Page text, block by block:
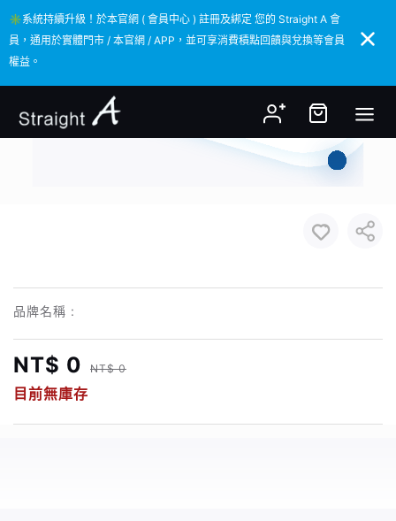
✳️系統持續升級！於本官網 ( 會員中心 ) 註冊及綁定 您的 Straight A 會
員，通用於實體門市 / 本官網 / APP，並可享消費積點回饋與兌換等會員
權益。
✳️系統持續升級！於本官網 ( 會員中心 ) 註冊及綁定 您的 Straight A 會
員，通用於實體門市 / 本官網 / APP，並可享消費積點回饋與兌換等會員
權益。
品牌名稱 :
NT$ 0 NT$ 0
目前無庫存